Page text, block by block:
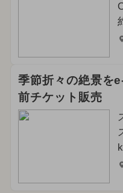
季節折々の絶景を
前チケット販売